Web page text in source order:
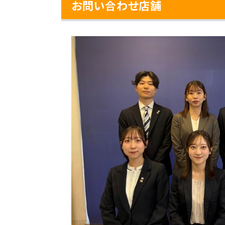
お問い合わせ店舗